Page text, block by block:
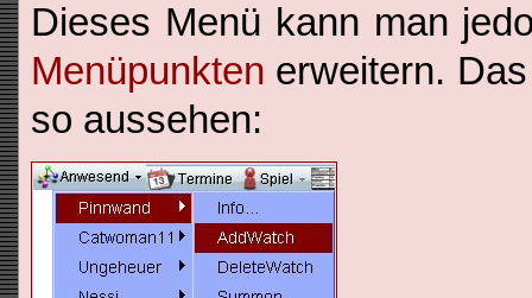
Dieses Menü kann man
Menüpunkten erweitern.
so aussehen: